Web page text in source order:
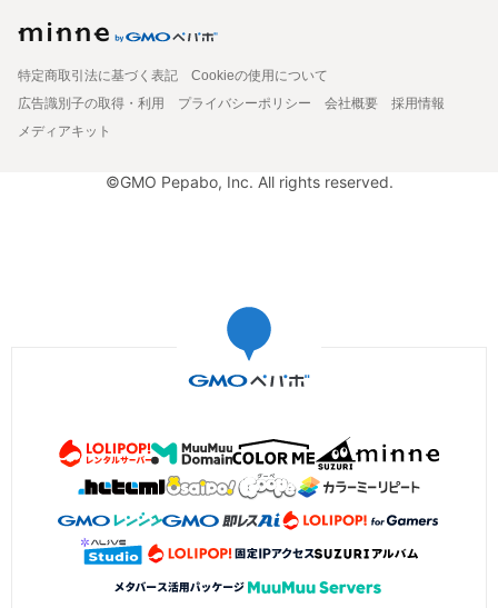
特定商取引法に基づく表記
Cookieの使用について
広告識別子の取得・利用
プライバシーポリシー 会社概要
採用情報
メディアキット
©GMO Pepabo, Inc. All rights reserved.